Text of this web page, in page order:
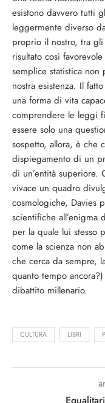
esistono davvero tutti
leggermente diverso
proprio il nostro, tra
risultato così
semplice statistica non
nostra esistenza. Il
una forma di vita
comprendere le leggi
essere solo una
sospetto, allora, è che
dispiegamento di un
di un’entità superiore.
vivace un quadro
cosmologiche, Davies
scientifiche all’enigma
per la quale lui stesso
come la scienza non
che cerca da sempre,
quanto tempo
dibattito millenario.
CULTURA LIBRI